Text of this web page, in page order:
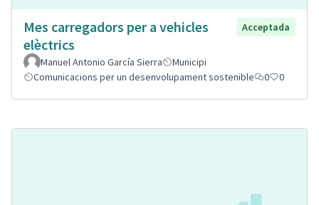
Mes carregadors per a vehicles
elèctrics
Acceptada
Manuel Antonio García Sierra
Municipi
Comunicacions per un desenvolupament sostenible
0 0